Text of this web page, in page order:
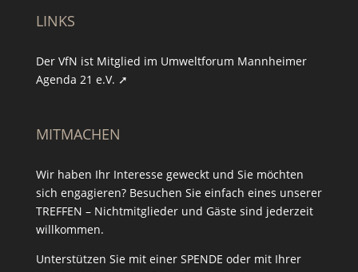
LINKS
Der VfN ist Mitglied im Umweltforum Mannheimer
Agenda 21 e.V. ➚
MITMACHEN
Wir haben Ihr Interesse geweckt und Sie möchten
sich engagieren? Besuchen Sie einfach eines unserer
TREFFEN – Nichtmitglieder und Gäste sind jederzeit
willkommen.
Unterstützen Sie mit einer SPENDE oder mit Ihrer